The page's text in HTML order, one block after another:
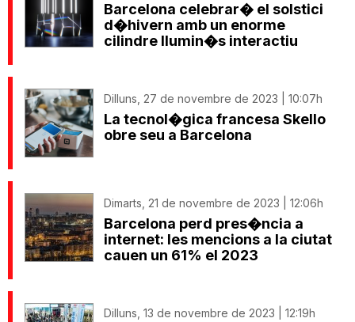
Barcelona celebrar� el solstici
d�hivern amb un enorme
cilindre llumin�s interactiu
Dilluns, 27 de novembre de 2023 | 10:07h
La tecnol�gica francesa Skello
obre seu a Barcelona
Dimarts, 21 de novembre de 2023 | 12:06h
Barcelona perd pres�ncia a
internet: les mencions a la ciutat
cauen un 61% el 2023
Dilluns, 13 de novembre de 2023 | 12:19h